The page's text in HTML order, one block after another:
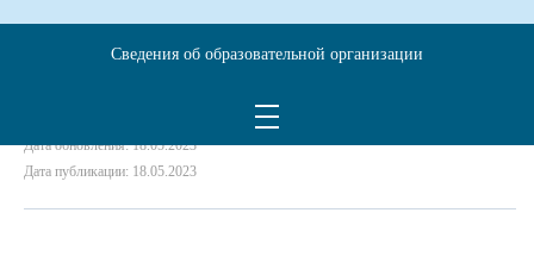
Дата обновления: 18.05.2023
Дата публикации: 18.05.2023
Сведения об образовательной организации